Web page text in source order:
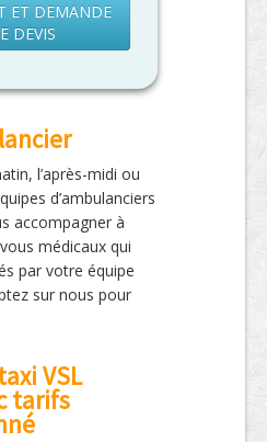
ET DEMANDE
DEVIS
l’après-midi ou
d’ambulanciers
accompagner à
médicaux qui
par votre équipe
sur nous pour
VSL
tarifs